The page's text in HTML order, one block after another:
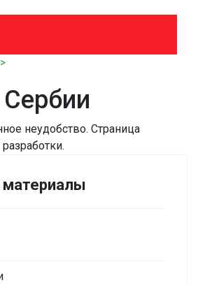
неудобство. Страница